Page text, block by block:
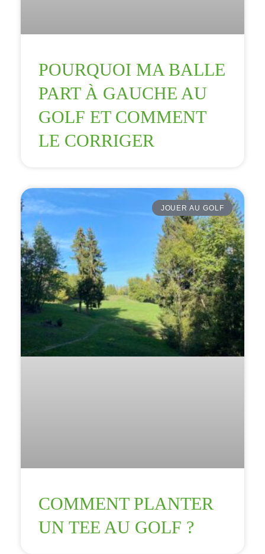
POURQUOI MA BALLE
PART À GAUCHE AU
GOLF ET COMMENT
LE CORRIGER
JOUER AU GOLF
COMMENT PLANTER
UN TEE AU GOLF ?